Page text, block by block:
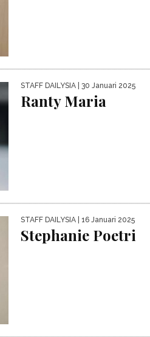
STAFF DAILYSIA | 30 Januari 2025
Ranty Maria
STAFF DAILYSIA | 16 Januari 2025
Stephanie Poetri